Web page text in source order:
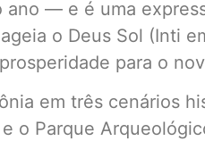
— e é uma
o Deus Sol (Inti
para o
em três cenários
o Parque